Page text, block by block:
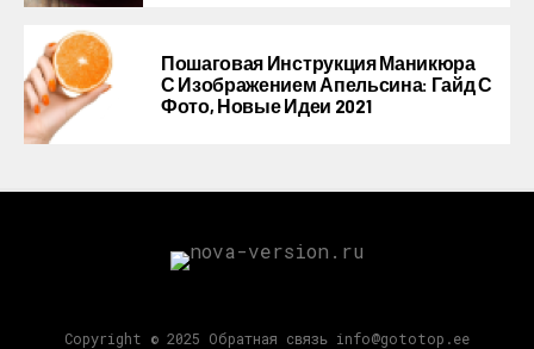
Пошаговая Инструкция Маникюра
С Изображением Апельсина: Гайд С
Фото, Новые Идеи 2021
Copyright © 2025 Обратная связь info@gototop.ee